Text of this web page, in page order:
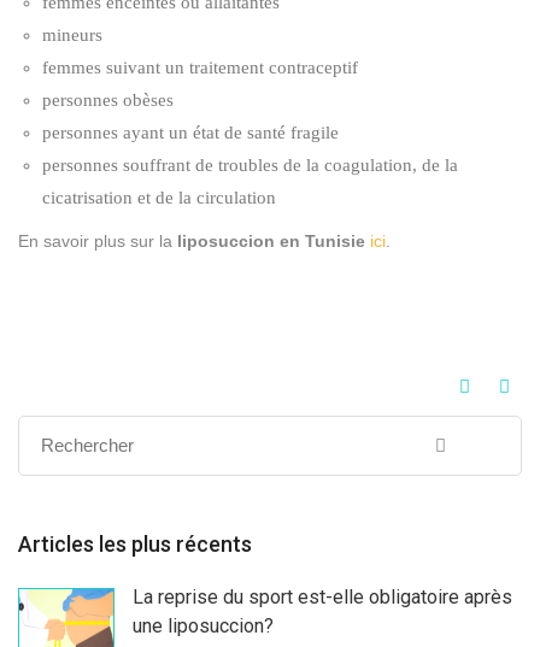
mineurs
femmes suivant un traitement contraceptif
personnes obèses
personnes ayant un état de santé fragile
personnes souffrant de troubles de la coagulation, de la
cicatrisation et de la circulation
En savoir plus sur la liposuccion en Tunisie ici.
Articles les plus récents
La reprise du sport est-elle obligatoire après
une liposuccion?